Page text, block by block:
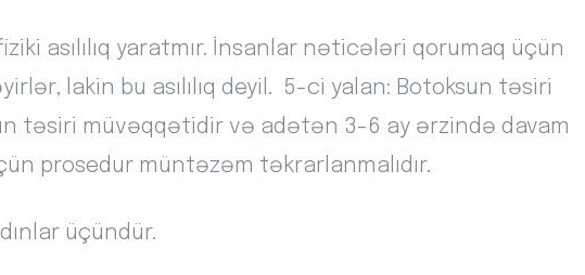
asılılıq yaratmır. İnsanlar nəticələri qorumaq üçün
lakin bu asılılıq deyil. 5-ci yalan: Botoksun təsiri
təsiri müvəqqətidir və adətən 3-6 ay ərzində davam
prosedur müntəzəm təkrarlanmalıdır.
üçündür.